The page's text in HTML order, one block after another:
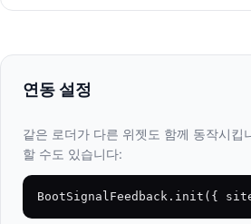
연동 설정
같은 로더가 다른 위젯도 함께 동작시킵
할 수도 있습니다:
BootSignalFeedback.init({